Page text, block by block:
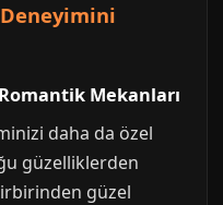
Deneyimini
Mekanları
daha da özel
güzelliklerden
güzel